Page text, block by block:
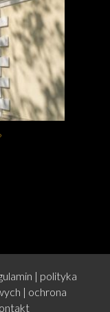
| polityka
| ochrona